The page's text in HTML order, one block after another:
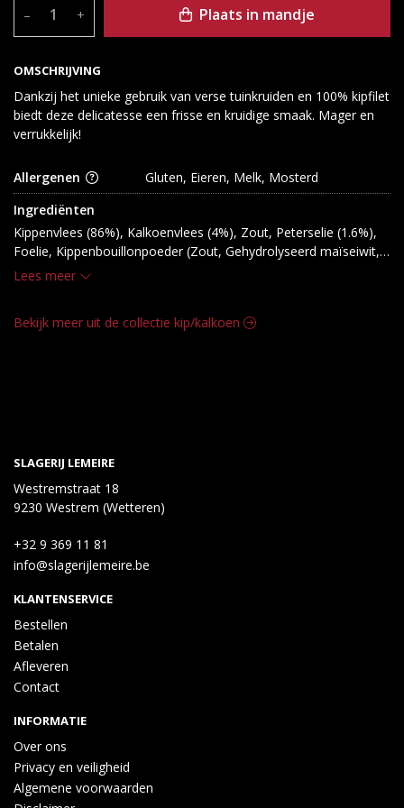
OMSCHRIJVING
Dankzij het unieke gebruik van verse tuinkruiden en 100% kipfilet
biedt deze delicatesse een frisse en kruidige smaak. Mager en
verrukkelijk!
– + Plaats in mandje
Allergenen
Gluten, Eieren, Melk, Mosterd
Ingrediënten
Kippenvlees (86%), Kalkoenvlees (4%), Zout, Peterselie (1.6%),
Foelie, Kippenbouillonpoeder (Zout, Gehydrolyseerd maïseiwit,
Dextrose, Suiker, Gistextract, Kippenvet, Ajuinextract, Specerij-
Verdikkingsmiddel: E407; Conserveermiddel: E250.
Lees meer
Bekijk meer uit de collectie kip/kalkoen
SLAGERIJ LEMEIRE
Westremstraat 18
9230 Westrem (Wetteren)
+32 9 369 11 81
info@slagerijlemeire.be
KLANTENSERVICE
Bestellen
Betalen
Afleveren
Contact
INFORMATIE
Over ons
Privacy en veiligheid
Algemene voorwaarden